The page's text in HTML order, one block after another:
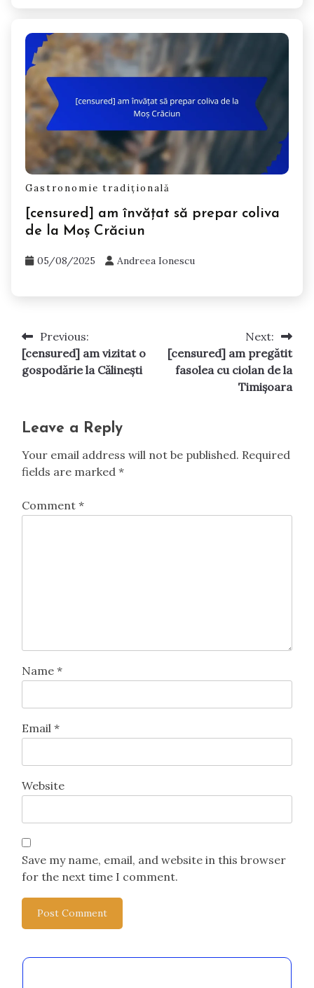
Gastronomie tradițională
[censured] am învățat să prepar coliva
de la Moș Crăciun
05/08/2025 Andreea Ionescu
Post
navigation
Previous:
[censured] am vizitat o
gospodărie la Călinești
Next:
[censured] am pregătit
fasolea cu ciolan de la
Timișoara
Leave a Reply
Your email address will not be published. Required
fields are marked *
Comment *
Name *
Email *
Website
Save my name, email, and website in this browser
for the next time I comment.